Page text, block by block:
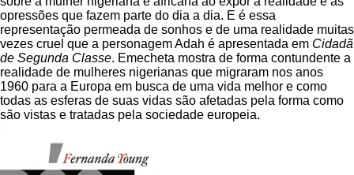
opressões que fazem parte do dia a dia. E é essa
representação permeada de sonhos e de uma realidade muitas
vezes cruel que a personagem Adah é apresentada em Cidadã
de Segunda Classe. Emecheta mostra de forma contundente a
realidade de mulheres nigerianas que migraram nos anos
1960 para a Europa em busca de uma vida melhor e como
todas as esferas de suas vidas são afetadas pela forma como
são vistas e tratadas pela sociedade europeia.